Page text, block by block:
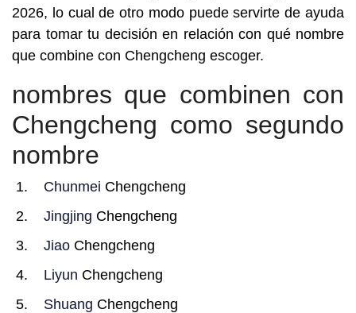
2026, lo cual de otro modo puede servirte de ayuda
para tomar tu decisión en relación con qué nombre
que combine con Chengcheng escoger.
nombres que combinen con
Chengcheng como segundo
nombre
Chunmei Chengcheng
Jingjing Chengcheng
Jiao Chengcheng
Liyun Chengcheng
Shuang Chengcheng